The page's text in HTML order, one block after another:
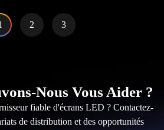
2 3
Nous Vous Aider ?
fiable d'écrans LED ? Contactez-
de distribution et des opportunités